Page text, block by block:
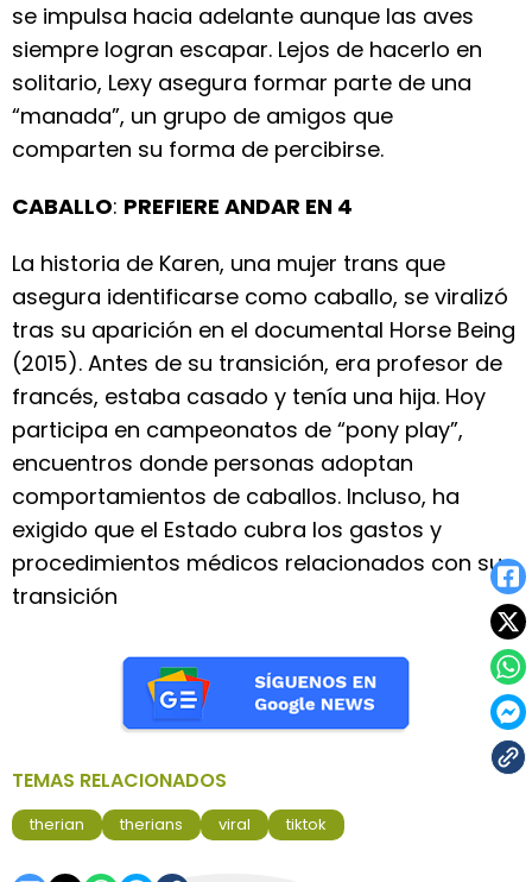
se impulsa hacia adelante aunque las aves
siempre logran escapar. Lejos de hacerlo en
solitario, Lexy asegura formar parte de una
“manada”, un grupo de amigos que
comparten su forma de percibirse.
CABALLO: PREFIERE ANDAR EN 4
La historia de Karen, una mujer trans que
asegura identificarse como caballo, se viralizó
tras su aparición en el documental Horse Being
(2015). Antes de su transición, era profesor de
francés, estaba casado y tenía una hija. Hoy
participa en campeonatos de “pony play”,
encuentros donde personas adoptan
comportamientos de caballos. Incluso, ha
exigido que el Estado cubra los gastos y
procedimientos médicos relacionados con su
transición
TEMAS RELACIONADOS
therian therians viral tiktok